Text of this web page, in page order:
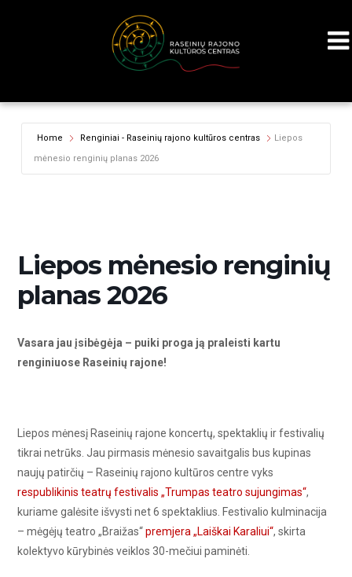
Home Renginiai - Raseinių rajono kultūros centras
Liepos
mėnesio renginių planas 2026
Liepos mėnesio renginių
planas 2026
Vasara jau įsibėgėja – puiki proga ją praleisti kartu
renginiuose Raseinių rajone!
Liepos mėnesį Raseinių rajone koncertų, spektaklių ir festivalių
tikrai netrūks. Jau pirmasis mėnesio savaitgalis bus kupinas
naujų patirčių – Raseinių rajono kultūros centre vyks
respublikinis teatrų festivalis „Trumpas teatro sujungimas“,
kuriame galėsite išvysti net 6 spektaklius. Festivalio kulminacija
– mėgėjų teatro „Braižas“premjera „Laiškai Karaliui“, skirta
kolektyvo kūrybinės veiklos 30-mečiui paminėti.